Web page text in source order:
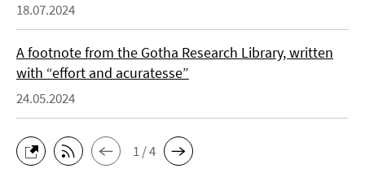
18.07.2024
A footnote from the Gotha Research Library, written
with “effort and acuratesse”
24.05.2024
1 / 4